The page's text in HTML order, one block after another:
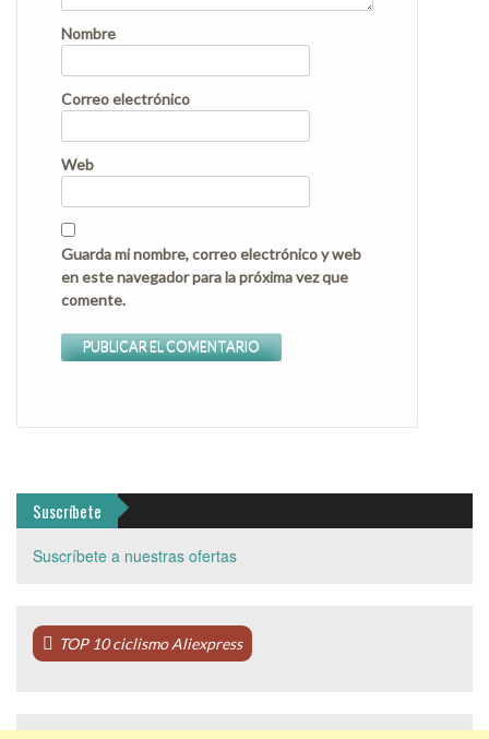
Nombre
Correo electrónico
Web
Guarda mi nombre, correo electrónico y web
en este navegador para la próxima vez que
comente.
Suscríbete
Suscríbete a nuestras ofertas
TOP 10 ciclismo Aliexpress